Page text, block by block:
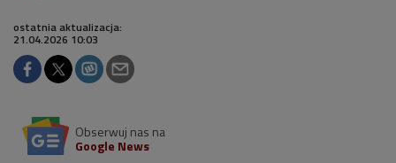
ostatnia aktualizacja:
21.04.2026 10:03
Obserwuj nas na
Google News